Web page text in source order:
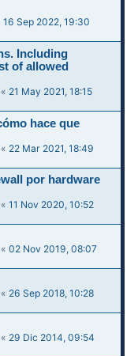
16 Sep 2022, 19:30
Including
of allowed
« 21 May 2021, 18:15
hace que
« 22 Mar 2021, 18:49
por hardware
«11 Nov 2020, 10:52
«02 Nov 2019, 08:07
« 26 Sep 2018, 10:28
« 29 Dic 2014, 09:54